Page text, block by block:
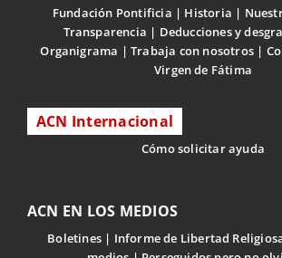
Fundación Pontificia Historia
Transparencia
Deducciones y
Organigrama
Trabaja con nosotros
Virgen de Fátima
ACN Internacional
Cómo solicitar ayuda
ACN EN LOS MEDIOS
Boletines Informe de Libertad